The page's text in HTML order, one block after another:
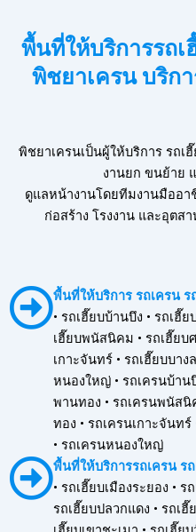
พื้นที่ให้บริการรถเ
พิชยาเครน บริก
พิชยาเครนเป็นผู้ให้บริการ รถเ
งานยก ขนย้าย
ดูแลหน้างานโดยทีมงานมืออา
ก่อสร้าง โรงงาน และอุต
พื้นที่ให้บริการ รถเครน ร
• รถเฮี๊ยบบ้านบึง • รถเฮี๊
เฮี๊ยบพนัสนิคม • รถเฮี๊ยบ
เกาะจันทร์ • รถเฮี๊ยบบาง
หนองใหญ่ • รถเครนบ้าน
พานทอง • รถเครนพนัสนิ
ทอง • รถเครนเกาะจันท
• รถเครนหนองใหญ่
พื้นที่ให้บริการรถเครน ร
• รถเฮี๊ยบเมืองระยอง •
รถเฮี๊ยบปลวกแดง • รถเ